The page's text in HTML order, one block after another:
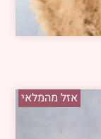
אזל מהמלאי